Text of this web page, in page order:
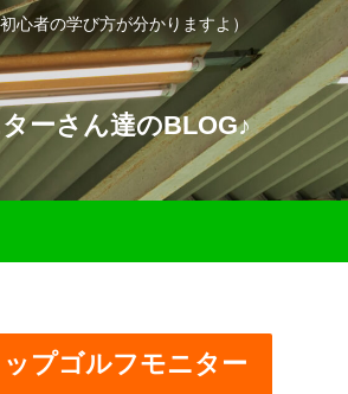
心者の学び方が分かりますよ）
ーさん達のBLOG♪
プゴルフモニター